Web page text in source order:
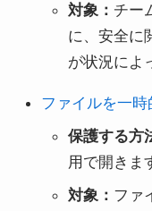
対象： チー
に、安全に
が状況によ
ファイルを一時
保護する方
用で開きま
対象： ファ